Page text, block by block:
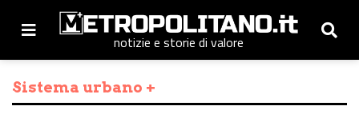
notizie e storie di valore
Sistema urbano +